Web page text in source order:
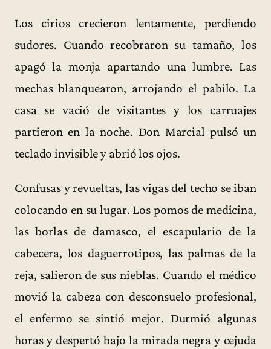
Los cirios crecieron lentamente, perdiendo
sudores. Cuando recobraron su tamaño, los
apagó la monja apartando una lumbre. Las
mechas blanquearon, arrojando el pabilo. La
casa se vació de visitantes y los carruajes
partieron en la noche. Don Marcial pulsó un
teclado invisible y abrió los ojos.
Confusas y revueltas, las vigas del techo se iban
colocando en su lugar. Los pomos de medicina,
las borlas de damasco, el escapulario de la
cabecera, los daguerrotipos, las palmas de la
reja, salieron de sus nieblas. Cuando el médico
movió la cabeza con desconsuelo profesional,
el enfermo se sintió mejor. Durmió algunas
horas y despertó bajo la mirada negra y cejuda